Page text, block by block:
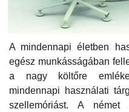
A mindennapi életben
egész munkásságában
a nagy költőre
mindennapi használati
szellemóriást. A német